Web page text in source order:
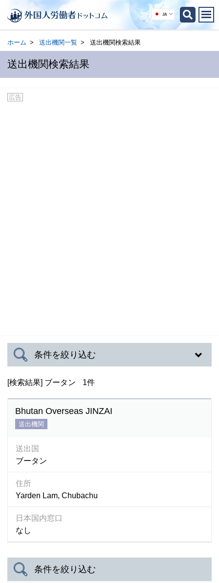
JA
ホーム 送出機関一覧 送出機関検索結果
送出機関検索結果
広告
条件を絞り込む
送出国
インド
インドネシア
ウズベキスタン
スリランカ
ネパール
バングラデシュ
フィジー
フィリピン
ベトナム
ミャンマー
[検索結果] ブータン 1件
Bhutan Overseas JINZAI
送出機関
送出国
ブータン
住所
Yarden Lam, Chubachu
日本国内窓口
なし
条件を絞り込む